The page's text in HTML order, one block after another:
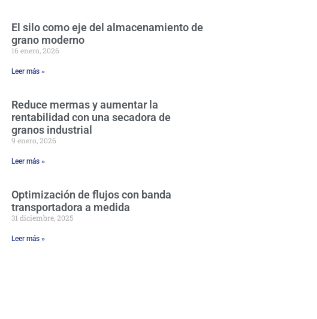
El silo como eje del almacenamiento de
grano moderno
16 enero, 2026
Leer más »
Reduce mermas y aumentar la
rentabilidad con una secadora de
granos industrial
9 enero, 2026
Leer más »
Optimización de flujos con banda
transportadora a medida
31 diciembre, 2025
Leer más »